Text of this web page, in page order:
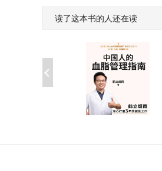
从入门到精通：管理者实
￥59.99
读了这本书的人还在读